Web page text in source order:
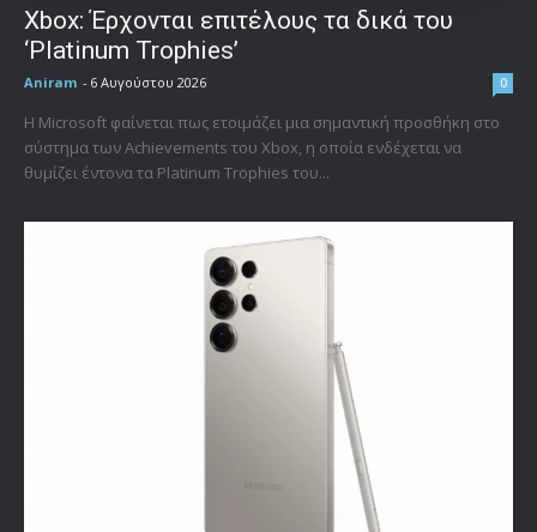
Xbox: Έρχονται επιτέλους τα δικά του
‘Platinum Trophies’
Aniram - 6 Αυγούστου 2026 0
Η Microsoft φαίνεται πως ετοιμάζει μια σημαντική προσθήκη στο
σύστημα των Achievements του Xbox, η οποία ενδέχεται να
θυμίζει έντονα τα Platinum Trophies του...